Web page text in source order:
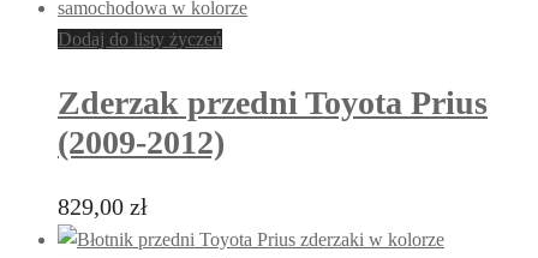
Dodaj do listy życzeń
Zderzak przedni Toyota Prius
(2009-2012)
829,00 zł